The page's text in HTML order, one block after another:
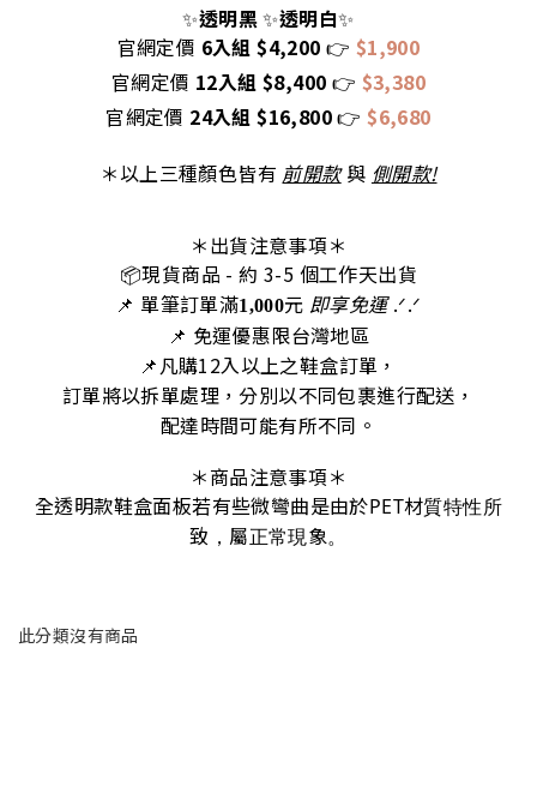
✨透明黑✨透明白✨
官網定價 6入組 $4,200 👉 $1,900
官網定價 12入組 $8,400 👉 $3,380
官網定價 24入組 $16,800👉$6,680
＊以上三種顏色皆有 前開款 與 側開款!
＊出貨注意事項＊
📦現貨商品 - 約 3-5 個工作天出貨
📌 單筆訂單滿1,000元 即享免運.ᐟ‪‪.ᐟ
📌 免運優惠限台灣地區
📌凡購12入以上之鞋盒訂單，
訂單將以拆單處理，分別以不同包裹進行配送，
配達時間可能有所不同。
＊商品注意事項＊
全透明款鞋盒面板若有些微彎曲是由於PET材質特性所
致，屬正常現象。
此分類沒有商品